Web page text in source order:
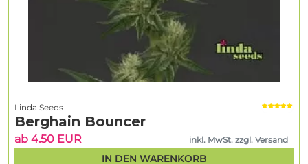
Linda Seeds
Berghain Bouncer
ab 4.50 EUR inkl. MwSt. zzgl. Versand
IN DEN WARENKORB